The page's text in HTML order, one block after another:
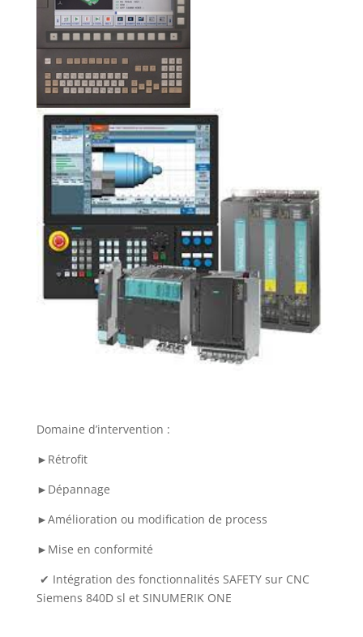
Domaine d’intervention :
► Rétrofit
► Dépannage
►Amélioration ou modification de process
► Mise en conformité
✔ Intégration des fonctionnalités SAFETY sur CNC
Siemens 840D sl et SINUMERIK ONE